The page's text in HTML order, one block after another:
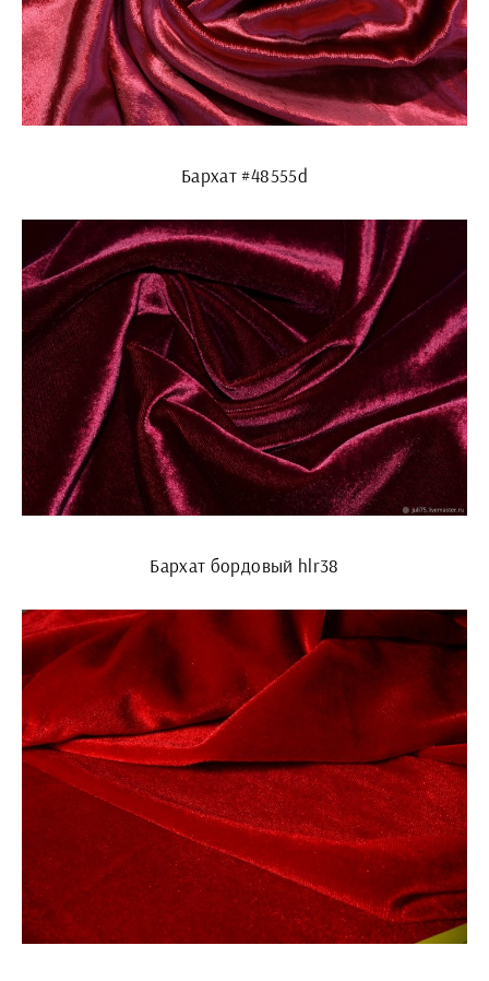
Бархат #48555d
Бархат бордовый hlr38